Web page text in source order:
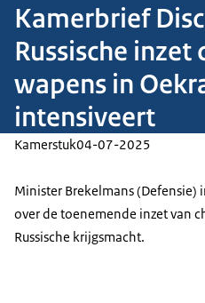
Kamerbrief
Russische inzet
wapens in
intensiveert
Kamerstuk04-07-2025
Minister Brekelmans (Defensie)
over de toenemende inzet van
Russische krijgsmacht.